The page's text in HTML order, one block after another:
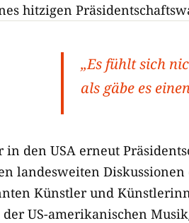
hitzigen
„Es fühlt sich
als gäbe es
in den USA erneut
landesweiten Diskussionen
Künstler und
US-amerikanischen